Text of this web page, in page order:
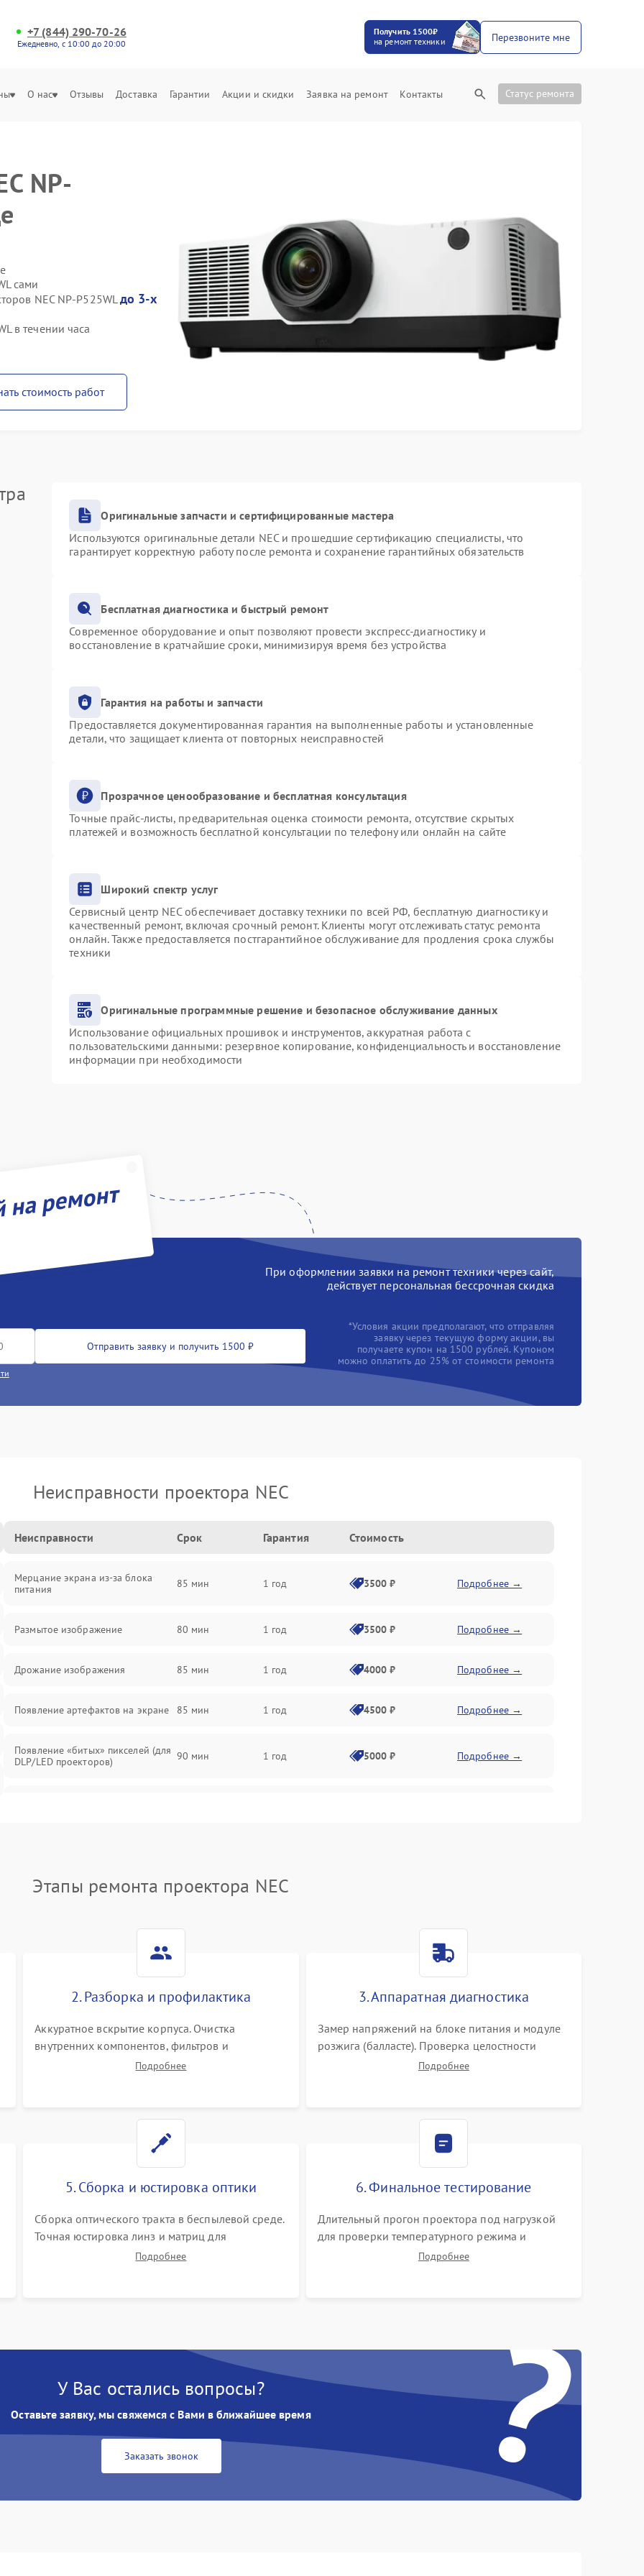
+7 (844) 290-70-26
Ежедневно, с 10:00 до 20:00
Получить 1500₽
на ремонт техники
Перезвоните мне
О нас Отзывы Доставка Гарантии Акции и скидки Заявка на ремонт Контакты Статус ремонта
NP-
сами
NEC NP-P525WLдо 3-х
в течении часа
стоимость работ
Оригинальные запчасти и сертифицированные мастера
Используются оригинальные детали NEC и прошедшие сертификацию специалисты, что
гарантирует корректную работу после ремонта и сохранение гарантийных обязательств
Бесплатная диагностика и быстрый ремонт
Современное оборудование и опыт позволяют провести экспресс-диагностику и
восстановление в кратчайшие сроки, минимизируя время без устройства
Гарантия на работы и запчасти
Предоставляется документированная гарантия на выполненные работы и установленные
детали, что защищает клиента от повторных неисправностей
Прозрачное ценообразование и бесплатная консультация
Точные прайс-листы, предварительная оценка стоимости ремонта, отсутствие скрытых
платежей и возможность бесплатной консультации по телефону или онлайн на сайте
Широкий спектр услуг
Сервисный центр NEC обеспечивает доставку техники по всей РФ, бесплатную диагностику и
качественный ремонт, включая срочный ремонт. Клиенты могут отслеживать статус ремонта
онлайн. Также предоставляется постгарантийное обслуживание для продления срока службы
техники
Оригинальные программные решение и безопасное обслуживание данных
Использование официальных прошивок и инструментов, аккуратная работа с
пользовательскими данными: резервное копирование, конфиденциальность и восстановление
информации при необходимости
ремонт
При оформлении заявки на ремонт техники через сайт,
действует персональная бессрочная скидка
Отправить заявку и получить 1500 ₽
*Условия акции предполагают, что отправляя
заявку через текущую форму акции, вы
получаете купон на 1500 рублей. Купоном
можно оплатить до 25% от стоимости ремонта
Неисправности проектора NEC
Неисправности Срок Гарантия Стоимость
Мерцание экрана из-за блока
питания
85 мин 1 год 3500 ₽ Подробнее →
Размытое изображение 80 мин 1 год 3500 ₽ Подробнее →
Дрожание изображения 85 мин 1 год 4000 ₽ Подробнее →
Появление артефактов на экране 85 мин 1 год 4500 ₽ Подробнее →
Появление «битых» пикселей (для
DLP/LED проекторов)
90 мин 1 год 5000 ₽ Подробнее →
коррекция трапеции (Keystone)
Проблемы с масштабированием
80 мин 3500 ₽ Подробнее →
Этапы ремонта проектора NEC
2. Разборка и профилактика
Аккуратное вскрытие корпуса. Очистка
внутренних компонентов, фильтров и
вентиляторов от накопившейся пыли.
Подробнее
3. Аппаратная диагностика
Замер напряжений на блоке питания и модуле
розжига (балласте). Проверка целостности
цветового колеса (DLP) или поляризаторов (LCD).
Подробнее
5. Сборка и юстировка оптики
Сборка оптического тракта в беспылевой среде.
Точная юстировка линз и матриц для
правильного сведения цветов и устранения
Подробнее
6. Финальное тестирование
Длительный прогон проектора под нагрузкой
для проверки температурного режима и
отсутствия перегрева. Оценка фокуса,
Подробнее
?
У Вас остались вопросы?
Оставьте заявку, мы свяжемся с Вами в ближайшее время
Заказать звонок